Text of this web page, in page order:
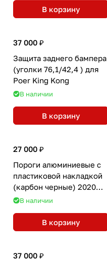
В корзину
37 000 ₽
Защита заднего бампера
(уголки 76,1/42,4 ) для
Poer King Kong
В наличии
В корзину
27 000 ₽
Пороги алюминиевые с
пластиковой накладкой
(карбон черные) 2020
мм для Poer King Kong
В наличии
В корзину
37 000 ₽